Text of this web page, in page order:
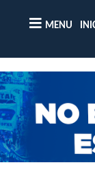
MENU